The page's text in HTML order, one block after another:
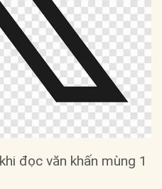
đọc văn khấn mùng 1